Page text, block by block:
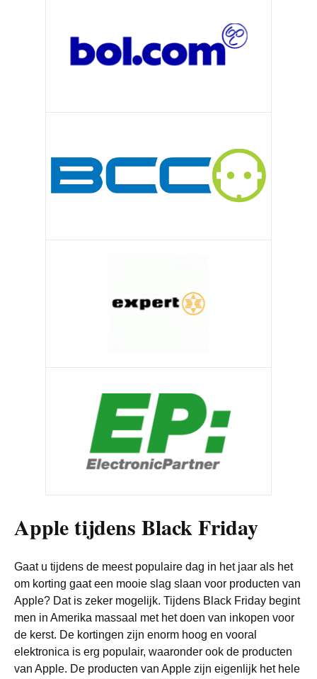
Apple tijdens Black Friday
Gaat u tijdens de meest populaire dag in het jaar als het
om korting gaat een mooie slag slaan voor producten van
Apple? Dat is zeker mogelijk. Tijdens Black Friday begint
men in Amerika massaal met het doen van inkopen voor
de kerst. De kortingen zijn enorm hoog en vooral
elektronica is erg populair, waaronder ook de producten
van Apple. De producten van Apple zijn eigenlijk het hele